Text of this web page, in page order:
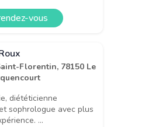
vous
Florentin, 78150 Le
diététicienne
sophrologue avec plus
...